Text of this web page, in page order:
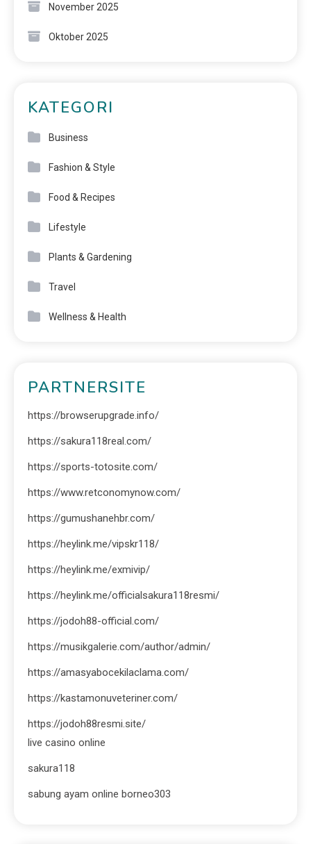
November 2025
Oktober 2025
KATEGORI
Business
Fashion & Style
Food & Recipes
Lifestyle
Plants & Gardening
Travel
Wellness & Health
PARTNERSITE
https://browserupgrade.info/
https://sakura118real.com/
https://sports-totosite.com/
https://www.retconomynow.com/
https://gumushanehbr.com/
https://heylink.me/vipskr118/
https://heylink.me/exmivip/
https://heylink.me/officialsakura118resmi/
https://jodoh88-official.com/
https://musikgalerie.com/author/admin/
https://amasyabocekilaclama.com/
https://kastamonuveteriner.com/
https://jodoh88resmi.site/
live casino online
sakura118
sabung ayam online borneo303